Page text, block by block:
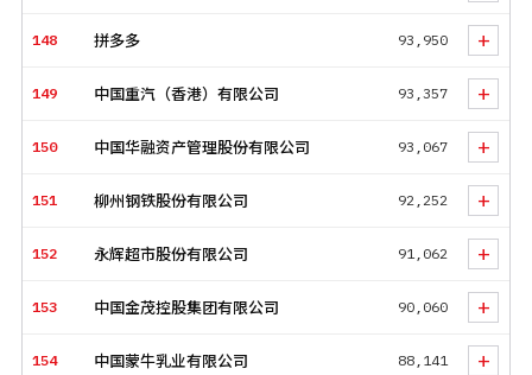
148 拼多多 93,950 +
149 中国重汽（香港）有限公司 93,357 +
150 中国华融资产管理股份有限公司 93,067 +
151 柳州钢铁股份有限公司 92,252 +
152 永辉超市股份有限公司 91,062 +
153 中国金茂控股集团有限公司 90,060 +
154 中国蒙牛乳业有限公司 88,141 +